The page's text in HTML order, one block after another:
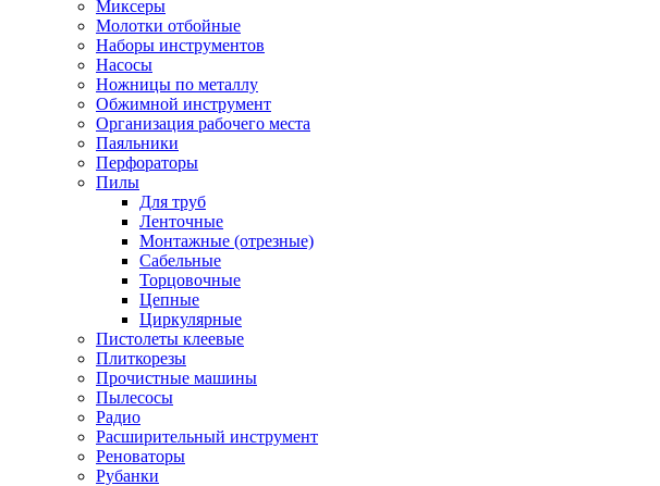
Миксеры
Молотки отбойные
Наборы инструментов
Насосы
Ножницы по металлу
Обжимной инструмент
Организация рабочего места
Паяльники
Перфораторы
Пилы
Для труб
Ленточные
Монтажные (отрезные)
Сабельные
Торцовочные
Цепные
Циркулярные
Пистолеты клеевые
Плиткорезы
Прочистные машины
Пылесосы
Радио
Расширительный инструмент
Реноваторы
Рубанки